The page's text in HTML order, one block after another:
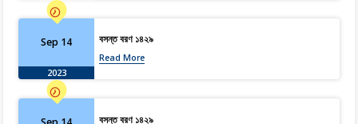
Sep 14
2023
বসন্ত বরণ ১৪২৯
Read More
বসন্ত বরণ ১৪২৯